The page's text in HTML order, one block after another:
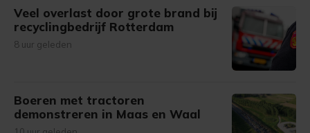
Veel overlast door grote brand bij
recyclingbedrijf Rotterdam
8 uur geleden
Boeren met tractoren
demonstreren in Maas en Waal